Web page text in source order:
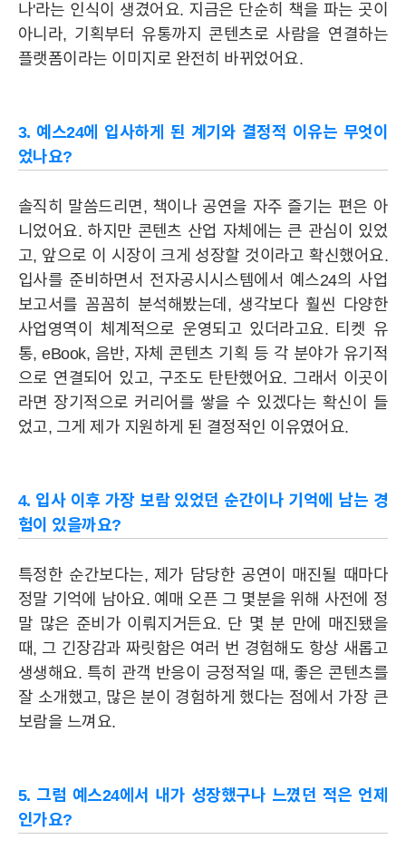
YES24
BRAND
IR 공시정보 주가정보 IR자료실 IR공지사항
MEDIA
STORY
CAREER
나'라는 인식이 생겼어요. 지금은 단순히 책을 파는 곳이
아니라, 기획부터 유통까지 콘텐츠로 사람을 연결하는
플랫폼이라는 이미지로 완전히 바뀌었어요.
3. 예스24에 입사하게 된 계기와 결정적 이유는 무엇이
었나요?
솔직히 말씀드리면, 책이나 공연을 자주 즐기는 편은 아
니었어요. 하지만 콘텐츠 산업 자체에는 큰 관심이 있었
고, 앞으로 이 시장이 크게 성장할 것이라고 확신했어요.
입사를 준비하면서 전자공시시스템에서 예스24의 사업
보고서를 꼼꼼히 분석해봤는데, 생각보다 훨씬 다양한
사업영역이 체계적으로 운영되고 있더라고요. 티켓 유
통, eBook, 음반, 자체 콘텐츠 기획 등 각 분야가 유기적
으로 연결되어 있고, 구조도 탄탄했어요. 그래서 이곳이
라면 장기적으로 커리어를 쌓을 수 있겠다는 확신이 들
었고, 그게 제가 지원하게 된 결정적인 이유였어요.
4. 입사 이후 가장 보람 있었던 순간이나 기억에 남는 경
험이 있을까요?
특정한 순간보다는, 제가 담당한 공연이 매진될 때마다
정말 기억에 남아요. 예매 오픈 그 몇분을 위해 사전에 정
말 많은 준비가 이뤄지거든요. 단 몇 분 만에 매진됐을
때, 그 긴장감과 짜릿함은 여러 번 경험해도 항상 새롭고
생생해요. 특히 관객 반응이 긍정적일 때, 좋은 콘텐츠를
잘 소개했고, 많은 분이 경험하게 했다는 점에서 가장 큰
보람을 느껴요.
5. 그럼 예스24에서 내가 성장했구나 느꼈던 적은 언제
인가요?